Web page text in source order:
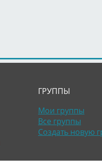
ГРУППЫ
Мои группы
Все группы
Создать новую